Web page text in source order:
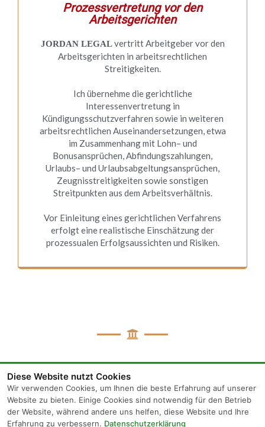
Prozessvertretung vor den
Arbeitsgerichten
JORDAN LEGALvertritt Arbeitgeber vor den
Arbeitsgerichten in arbeitsrechtlichen
Streitigkeiten.
Ich übernehme die gerichtliche
Interessenvertretung in
Kündigungsschutzverfahren sowie in weiteren
arbeitsrechtlichen Auseinandersetzungen, etwa
im Zusammenhang mit Lohn– und
Bonusansprüchen, Abfindungszahlungen,
Urlaubs– und Urlaubsabgeltungsansprüchen,
Zeugnisstreitigkeiten sowie sonstigen
Streitpunkten aus dem Arbeitsverhältnis.
Vor Einleitung eines gerichtlichen Verfahrens
erfolgt eine realistische Einschätzung der
prozessualen Erfolgsaussichten und Risiken.
Diese Website nutzt Cookies
Wir verwenden Cookies, um Ihnen die beste Erfahrung auf unserer
Website zu bieten. Einige Cookies sind notwendig für den Betrieb
der Website, während andere uns helfen, diese Website und Ihre
Erfahrung zu verbessern. Datenschutzerklärung